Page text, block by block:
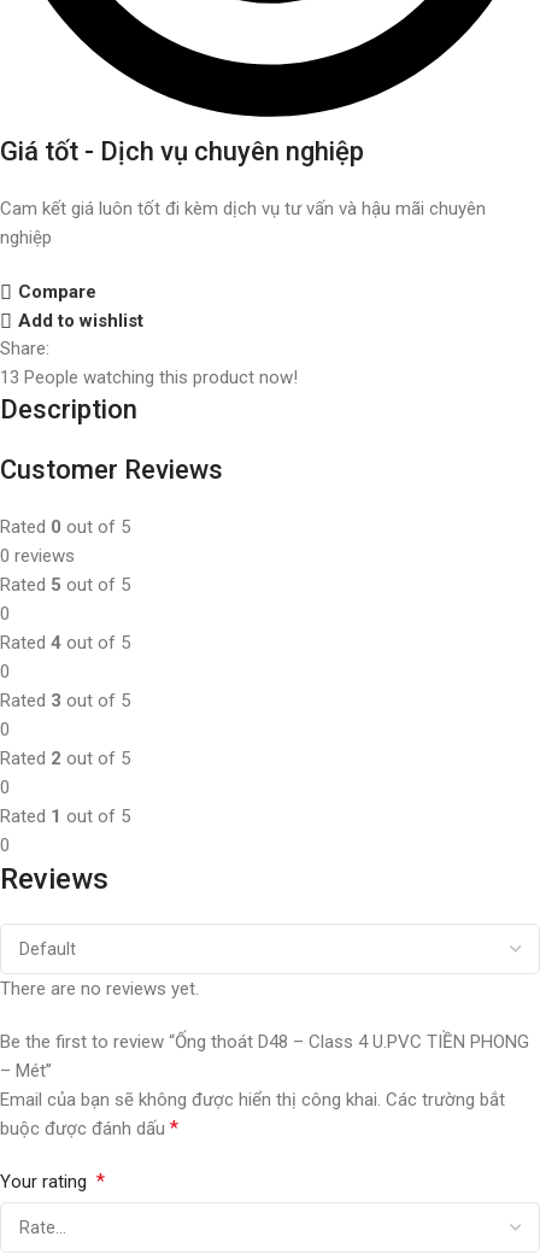
Giá tốt - Dịch vụ chuyên nghiệp
Cam kết giá luôn tốt đi kèm dịch vụ tư vấn và hậu mãi chuyên
nghiệp
Compare
Add to wishlist
Share:
13 People watching this product now!
Description
Customer Reviews
Rated 0 out of 5
0 reviews
Rated 5 out of 5
0
Rated 4 out of 5
0
Rated 3 out of 5
0
Rated 2 out of 5
0
Rated 1 out of 5
0
Reviews
There are no reviews yet.
Be the first to review “Ống thoát D48 – Class 4 U.PVC TIỀN PHONG
– Mét”
Email của bạn sẽ không được hiển thị công khai. Các trường bắt
buộc được đánh dấu *
Your rating *